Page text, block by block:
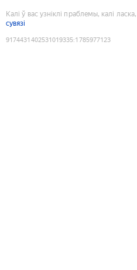
Калі ў вас узніклі праблемы, калі
сувязі
9174431402531019335:1785977123